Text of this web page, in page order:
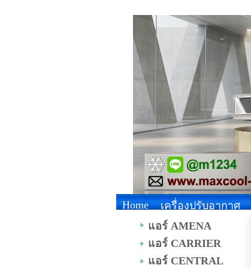
Home เครื่องปรับอากาศ
แอร์ AMENA
แอร์ CARRIER
แอร์ CENTRAL